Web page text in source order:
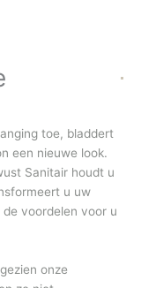
toe, bladdert
een nieuwe look.
Sanitair houdt u
u uw
voordelen voor u
onze